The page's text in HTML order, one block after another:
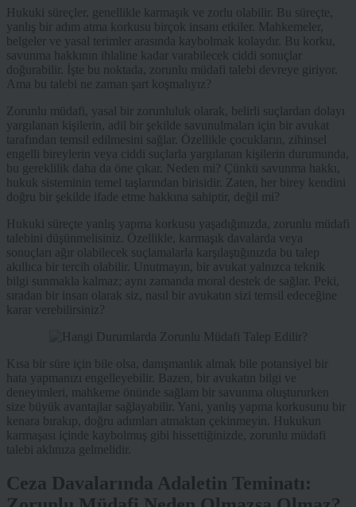
Hukuki süreçler, genellikle karmaşık ve zorlu olabilir. Bu süreçte,
yanlış bir adım atma korkusu birçok insanı etkiler. Mahkemeler,
belgeler ve yasal terimler arasında kaybolmak kolaydır. Bu korku,
savunma hakkının ihlaline kadar varabilecek ciddi sonuçlar
doğurabilir. İşte bu noktada, zorunlu müdafi talebi devreye giriyor.
Ama bu talebi ne zaman şart koşmalıyız?
Zorunlu müdafi, yasal bir zorunluluk olarak, belirli suçlardan dolayı
yargılanan kişilerin, adil bir şekilde savunulmaları için bir avukat
tarafından temsil edilmesini sağlar. Özellikle çocukların, zihinsel
engelli bireylerin veya ciddi suçlarla yargılanan kişilerin durumunda,
bu gereklilik daha da öne çıkar. Neden mi? Çünkü savunma hakkı,
hukuk sisteminin temel taşlarından birisidir. Zaten, her birey kendini
doğru bir şekilde ifade etme hakkına sahiptir, değil mi?
Hukuki süreçte yanlış yapma korkusu yaşadığınızda, zorunlu müdafi
talebini düşünmelisiniz. Özellikle, karmaşık davalarda veya
sonuçları ağır olabilecek suçlamalarla karşılaştığınızda bu talep
akıllıca bir tercih olabilir. Unutmayın, bir avukat yalnızca teknik
bilgi sunmakla kalmaz; aynı zamanda moral destek de sağlar. Peki,
sıradan bir insan olarak siz, nasıl bir avukatın sizi temsil edeceğine
karar verebilirsiniz?
Kısa bir süre için bile olsa, danışmanlık almak bile potansiyel bir
hata yapmanızı engelleyebilir. Bazen, bir avukatın bilgi ve
deneyimleri, mahkeme önünde sağlam bir savunma oluştururken
size büyük avantajlar sağlayabilir. Yani, yanlış yapma korkusunu bir
kenara bırakıp, doğru adımları atmaktan çekinmeyin. Hukukun
karmaşası içinde kaybolmuş gibi hissettiğinizde, zorunlu müdafi
talebi aklınıza gelmelidir.
Ceza Davalarında Adaletin Teminatı: